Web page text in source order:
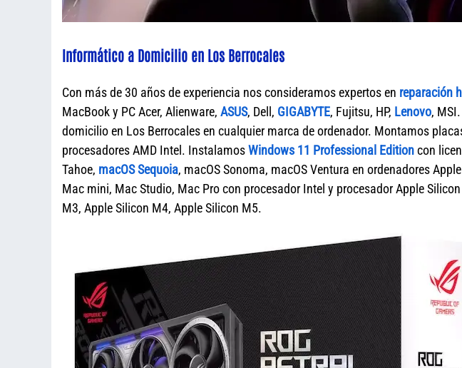
Informático a Domicilio en Los Berrocales
Con más de 30 años de experiencia nos consideramos expertos en reparación
MacBook y PC Acer, Alienware, ASUS, Dell, GIGABYTE, Fujitsu, HP, Lenovo,
domicilio en Los Berrocales en cualquier marca de ordenador. Montamos
procesadores AMD Intel. InstalamosWindows 11 Professional Editioncon
Tahoe, macOS Sequoia, macOS Sonoma, macOS Ventura en ordenadores
Mac mini, Mac Studio, Mac Pro con procesador Intel y procesador Apple
M3, Apple Silicon M4, Apple Silicon M5.